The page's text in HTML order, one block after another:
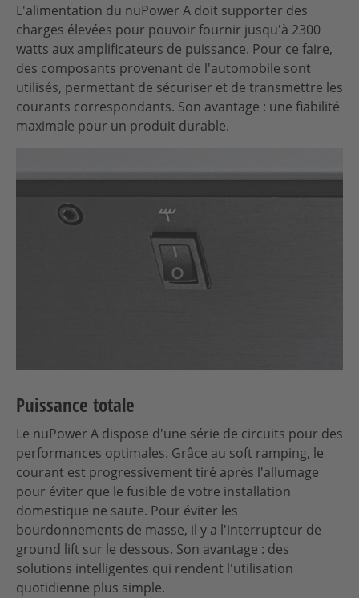
L'alimentation du nuPower A doit supporter des
charges élevées pour pouvoir fournir jusqu'à 2300
watts aux amplificateurs de puissance. Pour ce faire,
des composants provenant de l'automobile sont
utilisés, permettant de sécuriser et de transmettre les
courants correspondants. Son avantage : une fiabilité
maximale pour un produit durable.
Puissance totale
Le nuPower A dispose d'une série de circuits pour des
performances optimales. Grâce au soft ramping, le
courant est progressivement tiré après l'allumage
pour éviter que le fusible de votre installation
domestique ne saute. Pour éviter les
bourdonnements de masse, il y a l'interrupteur de
ground lift sur le dessous. Son avantage : des
solutions intelligentes qui rendent l'utilisation
quotidienne plus simple.